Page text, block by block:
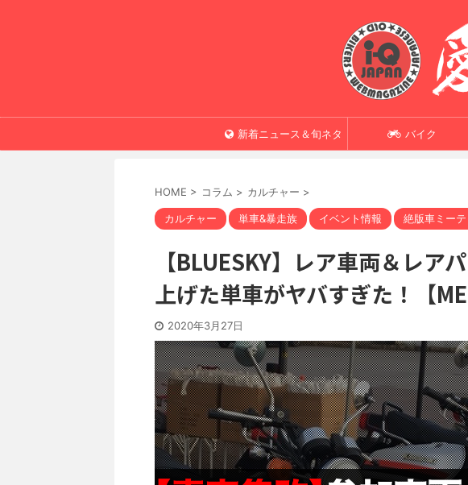
新着ニュース＆旬ネタ バイク
HOME > コラム > カルチャー >
カルチャー 単車&暴走族 イベント情報 絶版車ミー
【BLUESKY】レア車両＆レア
上げた単車がヤバすぎた！【
2020年3月27日